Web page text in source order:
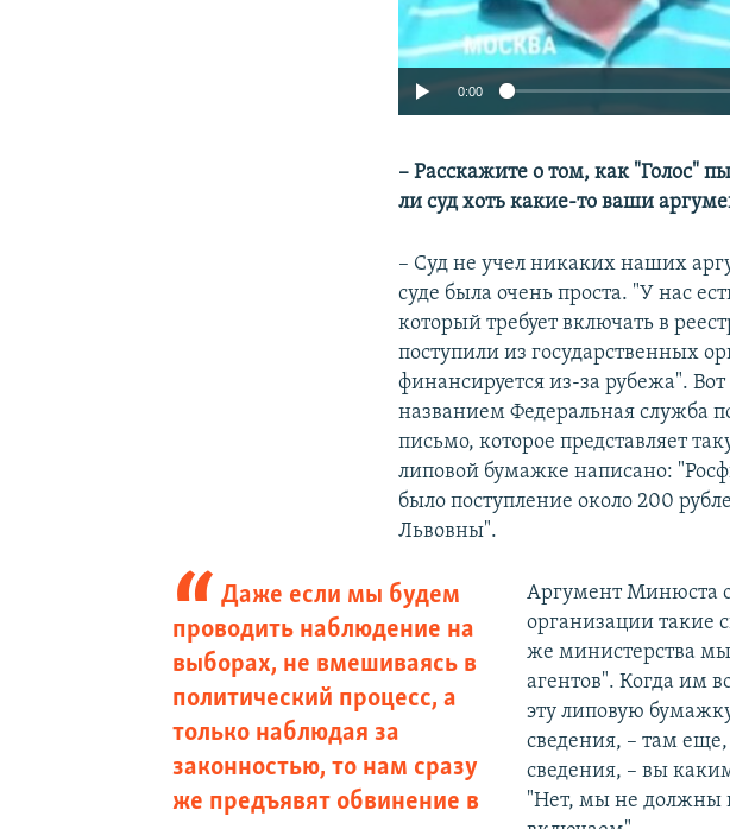
0:00
– Расскажите о том, как "Голос"
ли суд хоть какие-то ваши
– Суд не учел никаких наших
суде была очень проста. "У нас
который требует включать в
поступили из государственных
финансируется из-за рубежа".
названием Федеральная служба
письмо, которое представляет
липовой бумажке написано:
было поступление около 200
Львовны".
Даже если мы будем
проводить наблюдение на
выборах, не вмешиваясь в
политический процесс, а
только наблюдая за
законностью, то нам сразу
же предъявят обвинение в
Аргумент Минюста
организации такие
же министерства
агентов". Когда им
эту липовую
сведения, – там
сведения, – вы
"Нет, мы не должны